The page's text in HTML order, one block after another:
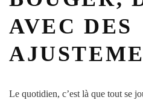
AVEC DES
Le quotidien, c’est là que tout se